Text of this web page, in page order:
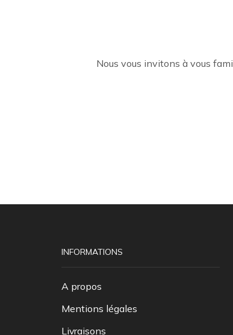
Nous vous invitons à vous
INFORMATIONS
A propos
Mentions légales
Livraisons